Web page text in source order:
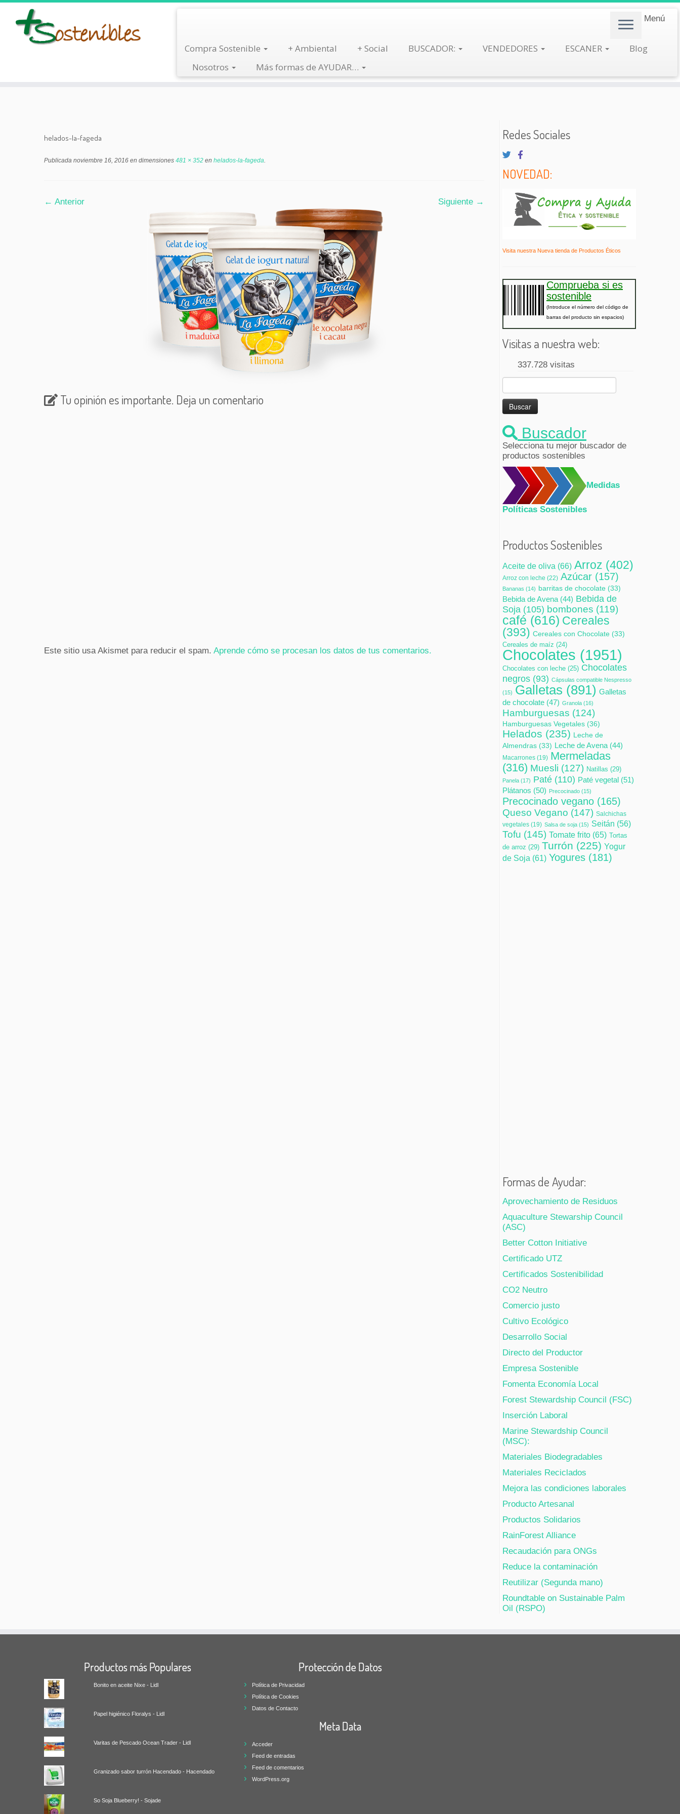
Saltar
contenido
Menú
Compra Sostenible + Ambiental + Social BUSCADOR: VENDEDORES ESCANER
Blog
Nosotros
Más formas de AYUDAR…
helados-la-fageda
Publicada noviembre 16, 2016 en dimensiones 481 × 352 en helados-la-fageda.
← Anterior Siguiente →
Tu opinión es importante. Deja un comentario
Este sitio usa Akismet para reducir el spam. Aprende cómo se procesan los datos de tus comentarios.
Redes Sociales
NOVEDAD:
Visita nuestra Nueva tienda de Productos Éticos
Comprueba si es
sostenible
(Introduce el número del código de
barras del producto sin espacios)
Visitas a nuestra web:
337.728 visitas
Buscador
Selecciona tu mejor buscador de
productos sostenibles
Medidas
Políticas Sostenibles
Productos Sostenibles
Aceite de oliva (66) Arroz (402)
Arroz con leche (22) Azúcar (157)
Bananas (14) barritas de chocolate (33)
Bebida de Avena (44) Bebida de
Soja (105) bombones (119)
café (616) Cereales
(393) Cereales con Chocolate (33)
Cereales de maíz (24)
Chocolates (1951)
Chocolates con leche (25) Chocolates
negros (93) Cápsulas compatible Nespresso
(15) Galletas (891) Galletas
de chocolate (47) Granola (16)
Hamburguesas (124)
Hamburguesas Vegetales (36)
Helados (235) Leche de
Almendras (33) Leche de Avena (44)
Macarrones (19) Mermeladas
(316) Muesli (127) Natillas (29)
Panela (17) Paté (110) Paté vegetal (51)
Plátanos (50) Precocinado (15)
Precocinado vegano (165)
Queso Vegano (147) Salchichas
vegetales (19) Salsa de soja (15) Seitán (56)
Tofu (145) Tomate frito (65) Tortas
de arroz (29) Turrón (225) Yogur
de Soja (61) Yogures (181)
Formas de Ayudar:
Aprovechamiento de Residuos
Aquaculture Stewarship Council
(ASC)
Better Cotton Initiative
Certificado UTZ
Certificados Sostenibilidad
CO2 Neutro
Comercio justo
Cultivo Ecológico
Desarrollo Social
Directo del Productor
Empresa Sostenible
Fomenta Economía Local
Forest Stewardship Council (FSC)
Inserción Laboral
Marine Stewardship Council
(MSC):
Materiales Biodegradables
Materiales Reciclados
Mejora las condiciones laborales
Producto Artesanal
Productos Solidarios
RainForest Alliance
Recaudación para ONGs
Reduce la contaminación
Reutilizar (Segunda mano)
Roundtable on Sustainable Palm
Oil (RSPO)
Productos más Populares
Bonito en aceite Nixe - Lidl
Papel higiénico Floralys - Lidl
Varitas de Pescado Ocean Trader - Lidl
Granizado sabor turrón Hacendado - Hacendado
So Soja Blueberry! - Sojade
Protección de Datos
Política de Privacidad
Política de Cookies
Datos de Contacto
Meta Data
Acceder
Feed de entradas
Feed de comentarios
WordPress.org